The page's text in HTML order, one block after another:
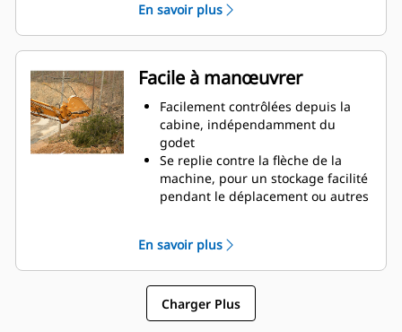
pince et le godet ou râteau grâce à
la courbure unique et la denture
de la pince
Obtenez les pinces les plus
appropriées à vos applications.
Avec quatre configurations de
dents, sélectionnez la meilleure
option, pour une préhension
complète ou le repli de la flèche
lors du transport.
La gestion de plusieurs
d'attache. Il est recommandé de
sélectionner des modèles de
pinces compatibles avec les
attaches à accouplement par axes
Cat, ce qui permet un partage des
En savoir plus
Facile à manœuvrer
Facilement contrôlées depuis la
cabine, indépendamment du
godet
Se replie contre la flèche de la
machine, pour un stockage facilité
pendant le déplacement ou autres
maintenance et du
fonctionnement général font des
pinces un accessoire plus simple
et au coût d'exploitation plus
abordable que les grappins
En savoir plus
Charger Plus